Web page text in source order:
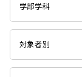
学部学科
対象者別